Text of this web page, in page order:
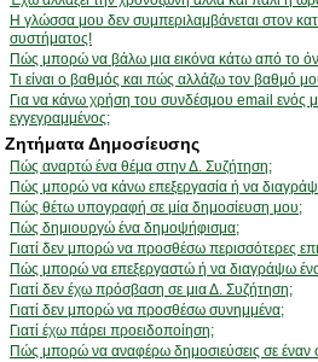
Η γλώσσα μου δεν συμπεριλαμβάνεται στον
συστήματος!
Πώς μπορώ να βάλω μια εικόνα κάτω από το
Τι είναι ο βαθμός και πώς αλλάζω τον βαθμό
Για να κάνω χρήση του συνδέσμου email ενός
εγγεγραμμένος;
Ζητήματα Δημοσίευσης
Πώς αναρτώ ένα θέμα στην Δ. Συζήτηση;
Πώς μπορώ να κάνω επεξεργασία ή να
Πώς θέτω υπογραφή σε μία δημοσίευση μου;
Πώς δημιουργώ ένα δημοψήφισμα;
Γιατί δεν μπορώ να προσθέσω περισσότερες
Πώς μπορώ να επεξεργαστώ ή να διαγράψω
Γιατί δεν έχω πρόσβαση σε μια Δ. Συζήτηση;
Γιατί δεν μπορώ να προσθέσω συνημμένα;
Γιατί έχω πάρει προειδοποίηση;
Πώς μπορώ να αναφέρω δημοσιεύσεις σε έναν